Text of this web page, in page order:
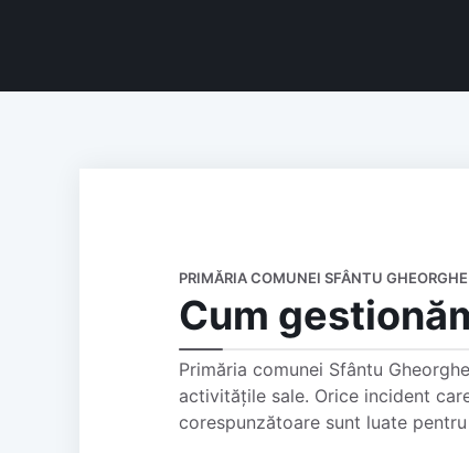
PRIMĂRIA COMUNEI SFÂNTU GHEORGHE
Cum
Primăria comunei Sfântu
activitățile sale. Orice incident
corespunzătoare sunt luate